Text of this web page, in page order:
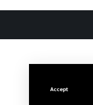
Accept